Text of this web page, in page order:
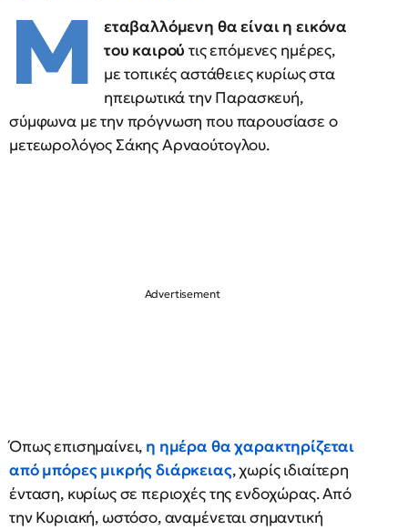
Μ
εταβαλλόμενη θα είναι η εικόνα
του καιρούτις επόμενες ημέρες,
με τοπικές αστάθειες κυρίως στα
ηπειρωτικά την Παρασκευή,
σύμφωνα με την πρόγνωση που παρουσίασε ο
μετεωρολόγος Σάκης Αρναούτογλου.
Όπως επισημαίνει, η ημέρα θα χαρακτηρίζεται
από μπόρες μικρής διάρκειας, χωρίς ιδιαίτερη
ένταση, κυρίως σε περιοχές της ενδοχώρας. Από
την Κυριακή, ωστόσο, αναμένεται σημαντική